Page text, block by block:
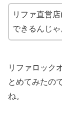
リファ直営
できるんじゃ
リファロック
とめてみたの
ね。